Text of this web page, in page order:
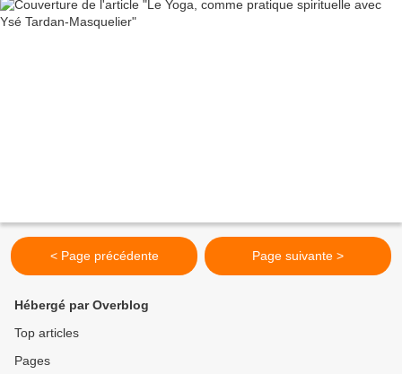
< Page précédente Page suivante >
Hébergé par Overblog
Top articles
Pages